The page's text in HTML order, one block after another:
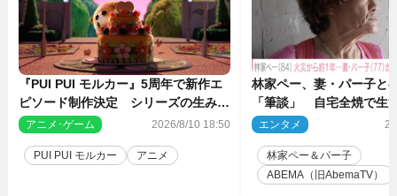
『PUI PUI モルカー』5周年で新作エ
ピソード制作決定 シリーズの生みの
親・見里朝希監督が復帰
アニメ･ゲーム 2026/8/10 18:50
PUI PUI モルカー アニメ
林家ペー、妻・パー子と
「筆談」 自宅全焼で生
エンタメ
林家ペー＆パー子
ABEMA（旧AbemaTV）